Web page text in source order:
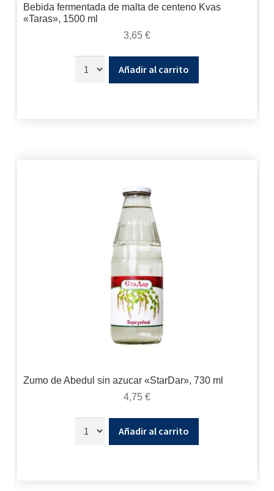
Bebida fermentada de malta de centeno Kvas
«Taras», 1500 ml
3,65 €
Añadir al carrito
Zumo de Abedul sin azucar «StarDar», 730 ml
4,75 €
Añadir al carrito